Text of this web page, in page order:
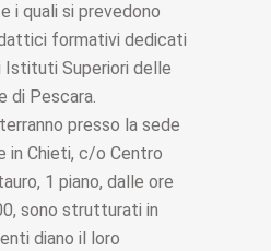
i quali si prevedono
formativi dedicati
Superiori delle
di Pescara.
presso la sede
in Chieti, c/o Centro
1 piano, dalle ore
sono strutturati in
diano il loro